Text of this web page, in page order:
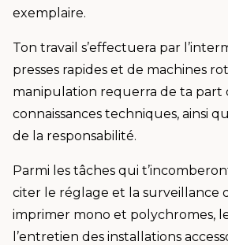
exemplaire.
Ton travail s’effectuera par
presses rapides et de machines
manipulation requerra de ta part
connaissances techniques, ainsi
de la responsabilité.
Parmi les tâches qui
citer le réglage et la surveillance
imprimer mono et polychromes,
l’entretien des installations